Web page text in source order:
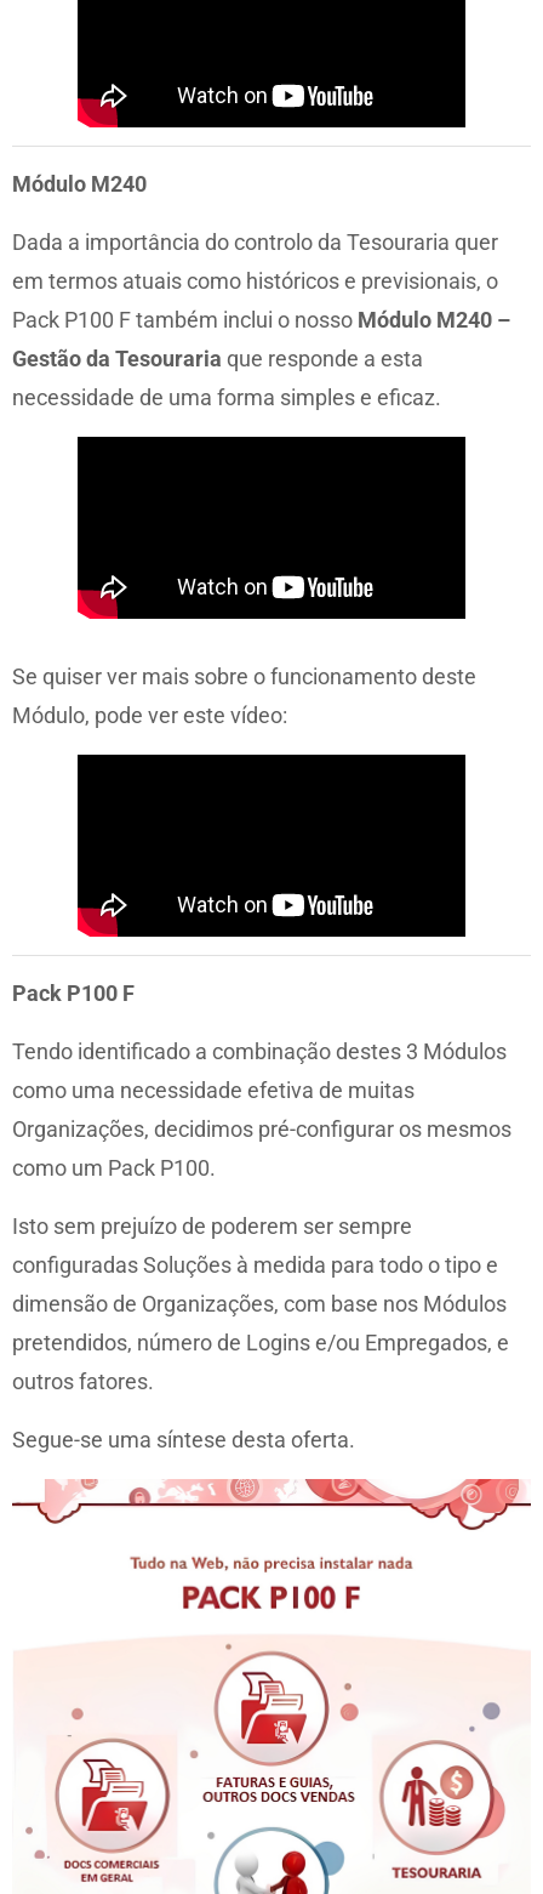
Módulo M240
Dada a importância do controlo da Tesouraria quer
em termos atuais como históricos e previsionais, o
Pack P100 F também inclui o nosso Módulo M240 –
Gestão da Tesouraria que responde a esta
necessidade de uma forma simples e eficaz.
Se quiser ver mais sobre o funcionamento deste
Módulo, pode ver este vídeo:
Pack P100 F
Tendo identificado a combinação destes 3 Módulos
como uma necessidade efetiva de muitas
Organizações, decidimos pré-configurar os mesmos
como um Pack P100.
Isto sem prejuízo de poderem ser sempre
configuradas Soluções à medida para todo o tipo e
dimensão de Organizações, com base nos Módulos
pretendidos, número de Logins e/ou Empregados, e
outros fatores.
Segue-se uma síntese desta oferta.